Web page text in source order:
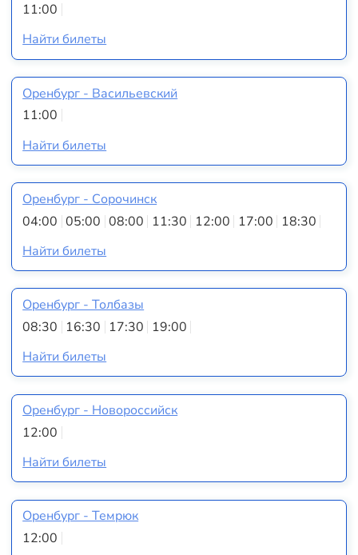
11:00
Найти билеты
Оренбург - Васильевский
11:00
Найти билеты
Оренбург - Сорочинск
04:00 05:00 08:00 11:30 12:00 17:00 18:30
Найти билеты
Оренбург - Толбазы
08:30 16:30 17:30 19:00
Найти билеты
Оренбург - Новороссийск
12:00
Найти билеты
Оренбург - Темрюк
12:00